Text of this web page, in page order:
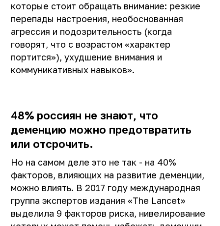
которые стоит обращать внимание: резкие
перепады настроения, необоснованная
агрессия и подозрительность (когда
говорят, что с возрастом «характер
портится»), ухудшение внимания и
коммуникативных навыков».
48% россиян не знают, что
деменцию можно предотвратить
или отсрочить.
Но на самом деле это не так - на 40%
факторов, влияющих на развитие деменции,
можно влиять. В 2017 году международная
группа экспертов издания «The Lancet»
выделила 9 факторов риска, нивелирование